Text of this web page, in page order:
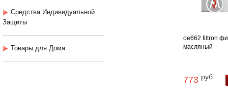
Средства Индивидуальной
Защиты
Товары для Дома
oe662 filtron
масляный
773 руб